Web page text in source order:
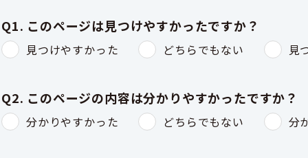
Q1. このページは見つけやすかったですか？
見つけやすかった どちらでもない 見
Q2. このページの内容は分かりやすかったですか？
分かりやすかった どちらでもない 分